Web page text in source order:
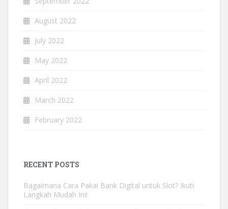
August 2022
July 2022
May 2022
April 2022
March 2022
February 2022
RECENT POSTS
Bagaimana Cara Pakai Bank Digital untuk Slot? Ikuti
Langkah Mudah Ini!